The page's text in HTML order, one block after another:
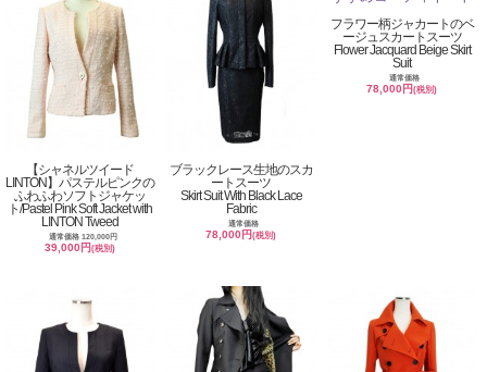
【シャネルツイード
LINTON】パステルピンクの
ふわふわソフトジャケッ
ト/Pastel Pink Soft Jacket with
LINTON Tweed
通常価格 120,000円
39,000円(税別)
ブラックレース生地のスカ
ートスーツ
Skirt Suit With Black Lace
Fabric
通常価格
78,000円(税別)
フラワー柄ジャカートのベ
ージュスカートスーツ
Flower Jacquard Beige Skirt
Suit
通常価格
78,000円(税別)